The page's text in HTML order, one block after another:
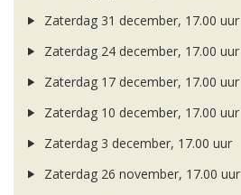
Zaterdag 31 december, 17.00 uur
Zaterdag 24 december, 17.00 uur
Zaterdag 17 december, 17.00 uur
Zaterdag 10 december, 17.00 uur
Zaterdag 3 december, 17.00 uur
Zaterdag 26 november, 17.00 uur